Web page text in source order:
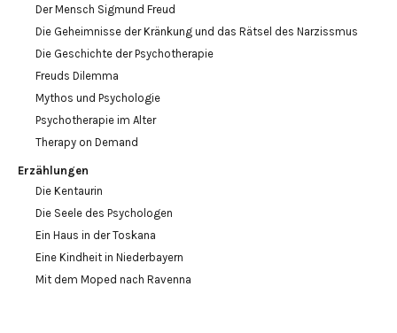
Der Mensch Sigmund Freud
Die Geheimnisse der Kränkung und das Rätsel des Narzissmus
Die Geschichte der Psychotherapie
Freuds Dilemma
Mythos und Psychologie
Psychotherapie im Alter
Therapy on Demand
Erzählungen
Die Kentaurin
Die Seele des Psychologen
Ein Haus in der Toskana
Eine Kindheit in Niederbayern
Mit dem Moped nach Ravenna